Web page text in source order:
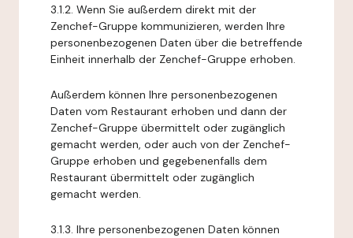
3.1.2. Wenn Sie außerdem direkt mit der
Zenchef-Gruppe kommunizieren, werden Ihre
personenbezogenen Daten über die betreffende
Einheit innerhalb der Zenchef-Gruppe erhoben.
Außerdem können Ihre personenbezogenen
Daten vom Restaurant erhoben und dann der
Zenchef-Gruppe übermittelt oder zugänglich
gemacht werden, oder auch von der Zenchef-
Gruppe erhoben und gegebenenfalls dem
Restaurant übermittelt oder zugänglich
gemacht werden.
3.1.3. Ihre personenbezogenen Daten können